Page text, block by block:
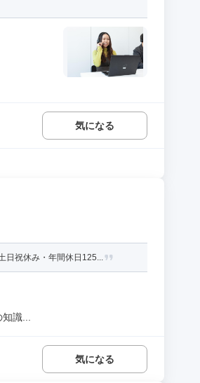
気になる
日祝休み・年間休日125...
識...
気になる